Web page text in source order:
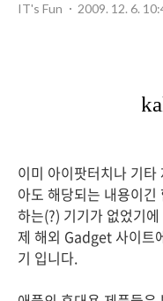
IT's Fun 2009. 12. 6.
이미 아이팟터치나 기
아도 해당되는 내용이
하는(?) 기기가 없었기
제 해외 Gadget 사이트
기 입니다.